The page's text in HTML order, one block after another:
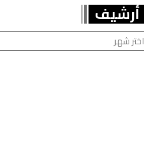
أرشيف
أرشيف